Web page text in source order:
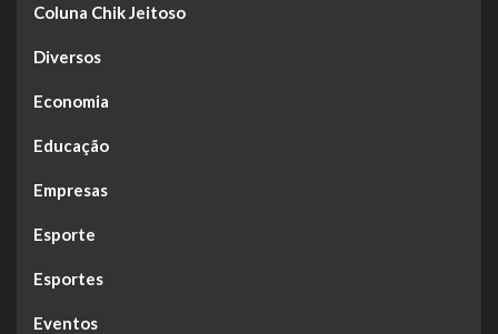
Coluna Chik Jeitoso
Diversos
Economia
Educação
Empresas
Esporte
Esportes
Eventos